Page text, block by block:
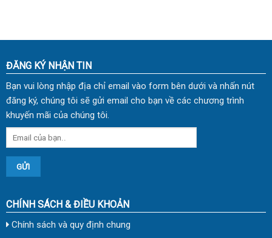
ĐĂNG KÝ NHẬN TIN
Bạn vui lòng nhập địa chỉ email vào form bên dưới và nhấn nút
đăng ký, chúng tôi sẽ gửi email cho bạn về các chương trình
khuyến mãi của chúng tôi.
CHÍNH SÁCH & ĐIỀU KHOẢN
Chính sách và quy định chung